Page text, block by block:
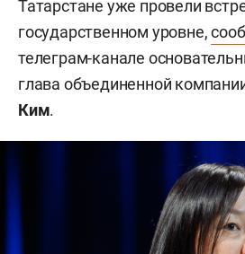
Татарстане уже провели
государственном уровне,
телеграм-канале
глава объединенной
Ким.